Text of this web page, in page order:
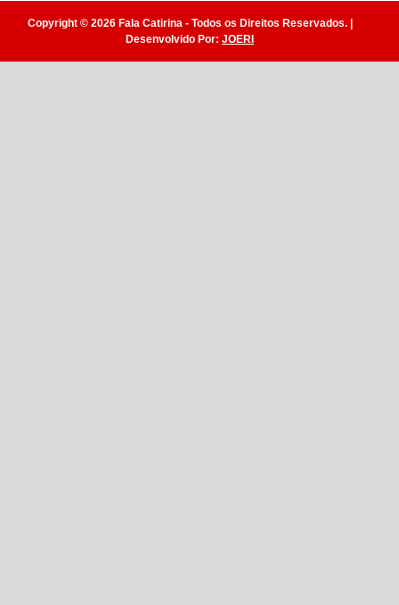
Copyright © 2026 Fala Catirina - Todos os Direitos Reservados. |
Desenvolvido Por: JOERI